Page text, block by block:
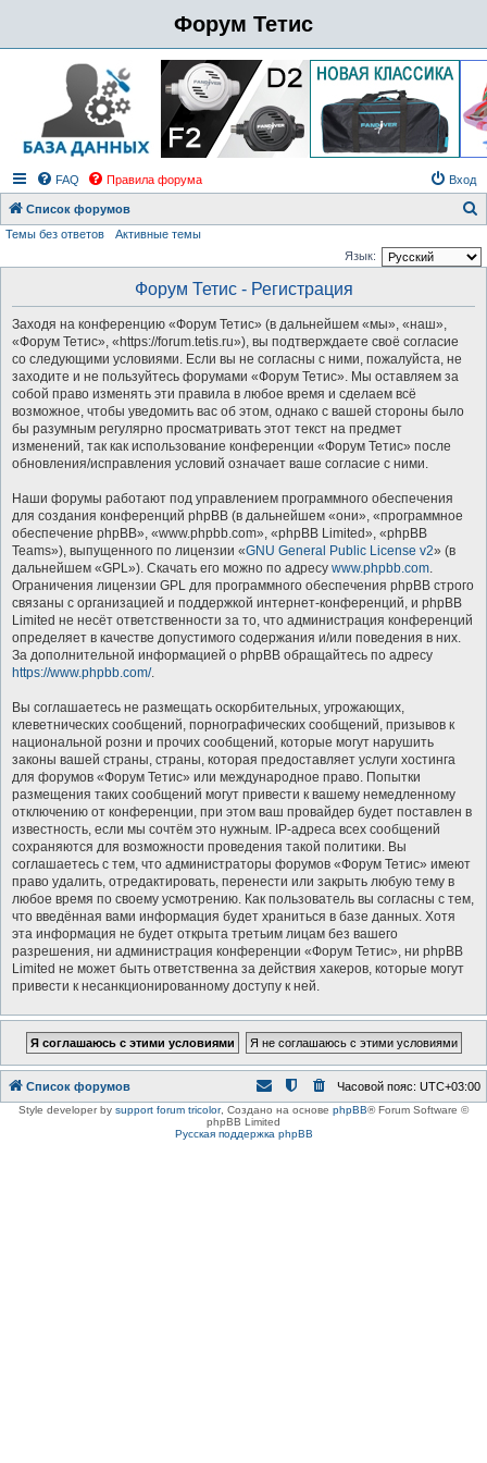
Форум Тетис
FAQ Правила форума Вход
Список форумов
Темы без ответов
Активные темы
Язык:
Форум Тетис - Регистрация
Заходя на конференцию «Форум Тетис» (в дальнейшем «мы», «наш»,
«Форум Тетис», «https://forum.tetis.ru»), вы подтверждаете своё согласие
со следующими условиями. Если вы не согласны с ними, пожалуйста, не
заходите и не пользуйтесь форумами «Форум Тетис». Мы оставляем за
собой право изменять эти правила в любое время и сделаем всё
возможное, чтобы уведомить вас об этом, однако с вашей стороны было
бы разумным регулярно просматривать этот текст на предмет
изменений, так как использование конференции «Форум Тетис» после
обновления/исправления условий означает ваше согласие с ними.
Наши форумы работают под управлением программного обеспечения
для создания конференций phpBB (в дальнейшем «они», «программное
обеспечение phpBB», «www.phpbb.com», «phpBB Limited», «phpBB
Teams»), выпущенного по лицензии «GNU General Public License v2» (в
дальнейшем «GPL»). Скачать его можно по адресу www.phpbb.com.
Ограничения лицензии GPL для программного обеспечения phpBB строго
связаны с организацией и поддержкой интернет-конференций, и phpBB
Limited не несёт ответственности за то, что администрация конференций
определяет в качестве допустимого содержания и/или поведения в них.
За дополнительной информацией о phpBB обращайтесь по адресу
https://www.phpbb.com/.
Вы соглашаетесь не размещать оскорбительных, угрожающих,
клеветнических сообщений, порнографических сообщений, призывов к
национальной розни и прочих сообщений, которые могут нарушить
законы вашей страны, страны, которая предоставляет услуги хостинга
для форумов «Форум Тетис» или международное право. Попытки
размещения таких сообщений могут привести к вашему немедленному
отключению от конференции, при этом ваш провайдер будет поставлен в
известность, если мы сочтём это нужным. IP-адреса всех сообщений
сохраняются для возможности проведения такой политики. Вы
соглашаетесь с тем, что администраторы форумов «Форум Тетис» имеют
право удалить, отредактировать, перенести или закрыть любую тему в
любое время по своему усмотрению. Как пользователь вы согласны с тем,
что введённая вами информация будет храниться в базе данных. Хотя
эта информация не будет открыта третьим лицам без вашего
разрешения, ни администрация конференции «Форум Тетис», ни phpBB
Limited не может быть ответственна за действия хакеров, которые могут
привести к несанкционированному доступу к ней.
Список форумов Часовой пояс: UTC+03:00
Style developer by support forum tricolor, Создано на основе phpBB® Forum Software ©
phpBB Limited
Русская поддержка phpBB